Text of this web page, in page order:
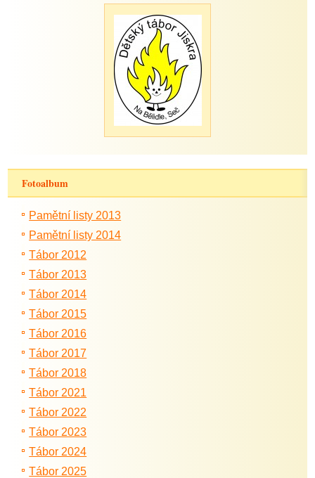
Fotoalbum
Pamětní listy 2013
Pamětní listy 2014
Tábor 2012
Tábor 2013
Tábor 2014
Tábor 2015
Tábor 2016
Tábor 2017
Tábor 2018
Tábor 2021
Tábor 2022
Tábor 2023
Tábor 2024
Tábor 2025